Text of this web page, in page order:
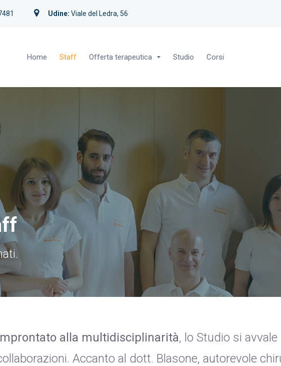
Udine: Viale del Ledra, 56
Home Staff Offerta terapeutica Studio Corsi
alla multidisciplinarità, lo Studio si
Accanto al dott. Blasone, autorevole